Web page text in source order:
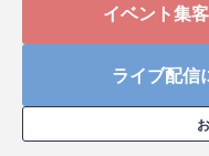
イベント集
ライブ配信